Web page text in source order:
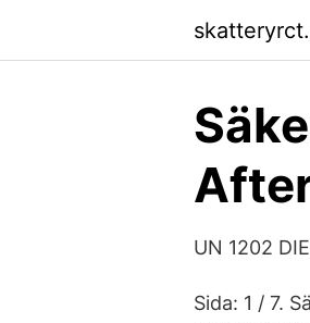
UN 1202
Sida: 1 / 7.